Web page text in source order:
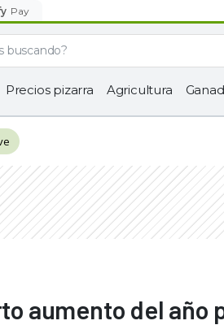
Pay
Precios pizarra Agricultura
aumento del